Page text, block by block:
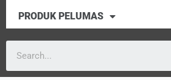
PRODUK PELUMAS